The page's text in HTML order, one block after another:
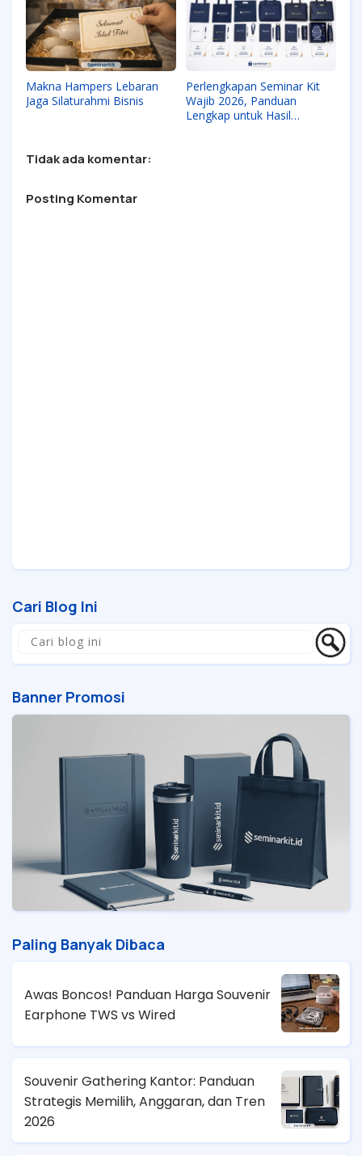
Makna Hampers Lebaran
Jaga Silaturahmi Bisnis
Perlengkapan Seminar Kit
Wajib 2026, Panduan
Lengkap untuk Hasil
Tidak ada komentar:
Posting Komentar
Cari Blog Ini
Banner Promosi
Paling Banyak Dibaca
Awas Boncos! Panduan Harga Souvenir
Earphone TWS vs Wired
Souvenir Gathering Kantor: Panduan
Strategis Memilih, Anggaran, dan Tren
2026